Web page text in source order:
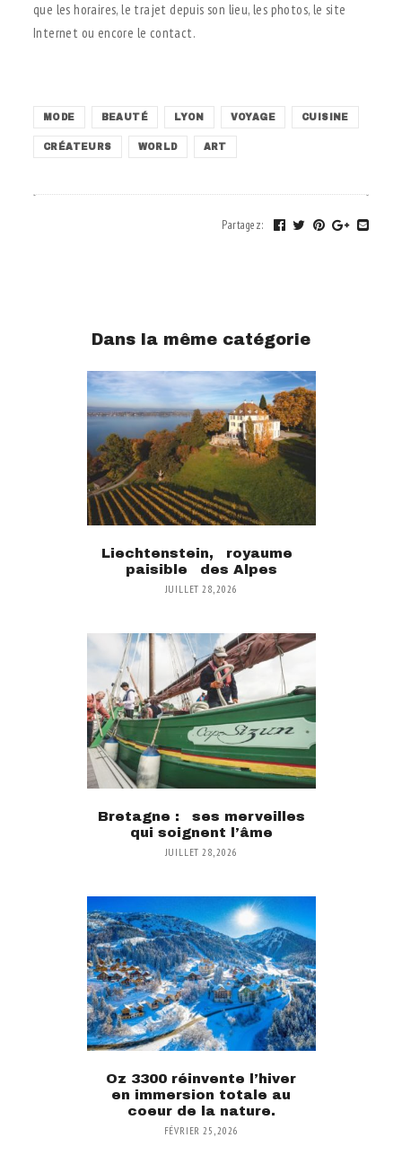
que les horaires, le trajet depuis son lieu, les photos, le site
Internet ou encore le contact.
MODE BEAUTÉ LYON VOYAGE CUISINE
CRÉATEURS WORLD ART
Partagez:
Dans la même catégorie
Liechtenstein, royaume
paisible des Alpes
JUILLET 28, 2026
Bretagne : ses merveilles
qui soignent l’âme
JUILLET 28, 2026
Oz 3300 réinvente l’hiver
en immersion totale au
coeur de la nature.
FÉVRIER 25, 2026